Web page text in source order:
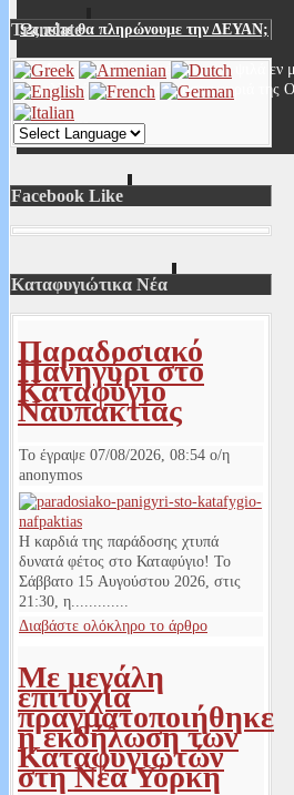
Ως πότε θα πληρώνουμε την ΔΕΥΑΝ;
Μια επιστολή που πέρασε στα ψιλά εν
καταλληλότητα του νερού στα χωριά της
Read More...
Translate
Facebook Like
Καταφυγιώτικα Νέα
Παραδοσιακό
Πανηγύρι στο
Καταφύγιο
Ναυπακτίας
Το έγραψε 07/08/2026, 08:54 ο/η
anonymos
Η καρδιά της παράδοσης χτυπά
δυνατά φέτος στο Καταφύγιο! Το
Σάββατο 15 Αυγούστου 2026, στις
21:30, η.............
Διαβάστε ολόκληρο το άρθρο
Με μεγάλη
επιτυχία
πραγματοποιήθηκε
η εκδήλωση των
Καταφυγιωτών
στη Νέα Υόρκη